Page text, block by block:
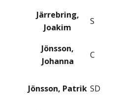
Järrebring,
Joakim
S
Jönsson,
Johanna
C
Jönsson, Patrik SD